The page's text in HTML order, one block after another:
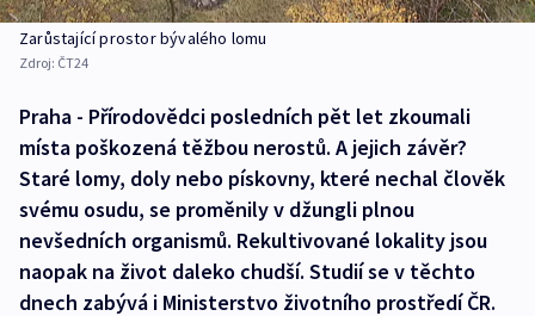
Zarůstající prostor bývalého lomu
Zdroj: ČT24
Praha - Přírodovědci posledních pět let zkoumali
místa poškozená těžbou nerostů. A jejich závěr?
Staré lomy, doly nebo pískovny, které nechal člověk
svému osudu, se proměnily v džungli plnou
nevšedních organismů. Rekultivované lokality jsou
naopak na život daleko chudší. Studií se v těchto
dnech zabývá i Ministerstvo životního prostředí ČR.